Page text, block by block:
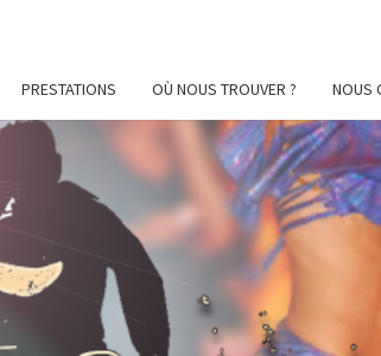
PRESTATIONS OÙ NOUS TROUVER ? NOUS